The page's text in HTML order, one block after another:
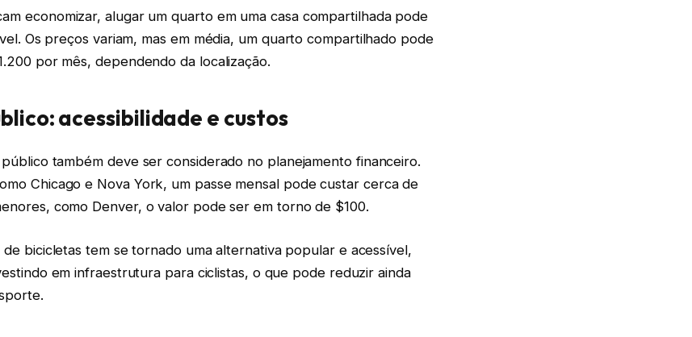
economizar, alugar um quarto em uma casa compartilhada pode
Os preços variam, mas em média, um quarto compartilhado pode
por mês, dependendo da localização.
acessibilidade e custos
também deve ser considerado no planejamento financeiro.
Chicago e Nova York, um passe mensal pode custar cerca de
como Denver, o valor pode ser em torno de $100.
bicicletas tem se tornado uma alternativa popular e acessível,
em infraestrutura para ciclistas, o que pode reduzir ainda